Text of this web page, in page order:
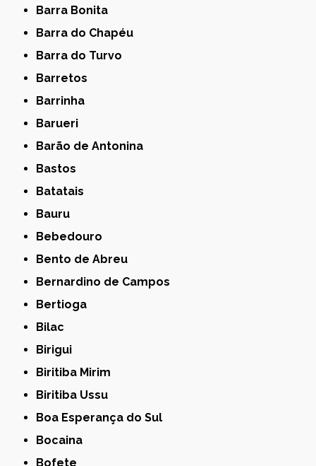
Barra Bonita
Barra do Chapéu
Barra do Turvo
Barretos
Barrinha
Barueri
Barão de Antonina
Bastos
Batatais
Bauru
Bebedouro
Bento de Abreu
Bernardino de Campos
Bertioga
Bilac
Birigui
Biritiba Mirim
Biritiba Ussu
Boa Esperança do Sul
Bocaina
Bofete